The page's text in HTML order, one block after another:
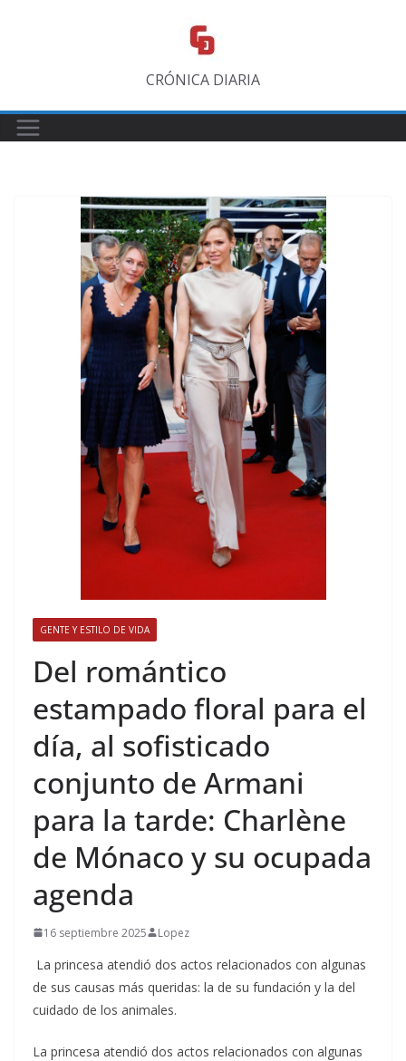
CRÓNICA DIARIA
GENTE Y ESTILO DE VIDA
​Del romántico
estampado floral para el
día, al sofisticado
conjunto de Armani
para la tarde: Charlène
de Mónaco y su ocupada
agenda
16 septiembre 2025 Lopez
La princesa atendió dos actos relacionados con algunas
de sus causas más queridas: la de su fundación y la del
cuidado de los animales.
​La princesa atendió dos actos relacionados con algunas